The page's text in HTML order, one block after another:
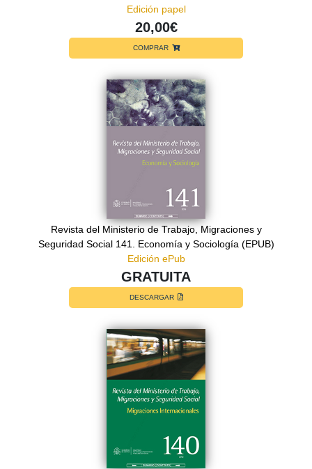
Edición papel
20,00€
COMPRAR
Revista del Ministerio de Trabajo, Migraciones y
Seguridad Social 141. Economía y Sociología (EPUB)
Edición ePub
GRATUITA
DESCARGAR